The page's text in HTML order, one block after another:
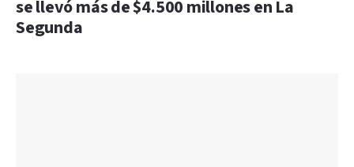
se llevó más de $4.500 millones en La
Segunda